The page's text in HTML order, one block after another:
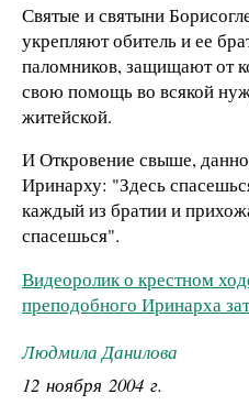
Святые и святыни
укрепляют обитель и ее
паломников, защищают от
свою помощь во всякой
житейской.
И Откровение свыше,
Иринарху: "Здесь
каждый из братии и
спасешься".
Видеоролик о крестном
преподобного Иринарха
Людмила Данилова
12 ноября 2004 г.